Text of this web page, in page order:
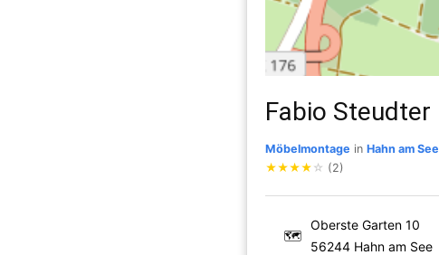
Fabio Steudter
Möbelmontage in Hahn am See
★★★★ ☆ (2)
🗺
Oberste Garten 10
56244 Hahn am See